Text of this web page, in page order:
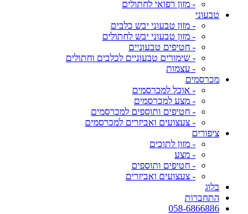
- מזון רפואי לחתולים
טבעוני
- מזון טבעוני יבש כלבים
- מזון טבעוני יבש לחתולים
- חטיפים טבעוניים
- שימורים טבעוניים לכלבים וחתולים
- עצמות
מכרסמים
- אוכל למכרסמים
- מצע למכרסמים
- חטיפים ותוספים למכרסמים
- צעצועים ואביזרים למכרסמים
ציפורים
- מזון לתוכים
- מצע
- חטיפים ותוספים
- צעצועים ואביזרים
בלוג
התחברות
058-6866886